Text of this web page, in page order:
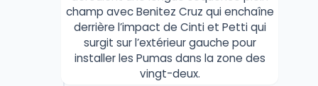
champ avec Benitez Cruz qui enchaîne
derrière l’impact de Cinti et Petti qui
surgit sur l’extérieur gauche pour
installer les Pumas dans la zone des
vingt-deux.